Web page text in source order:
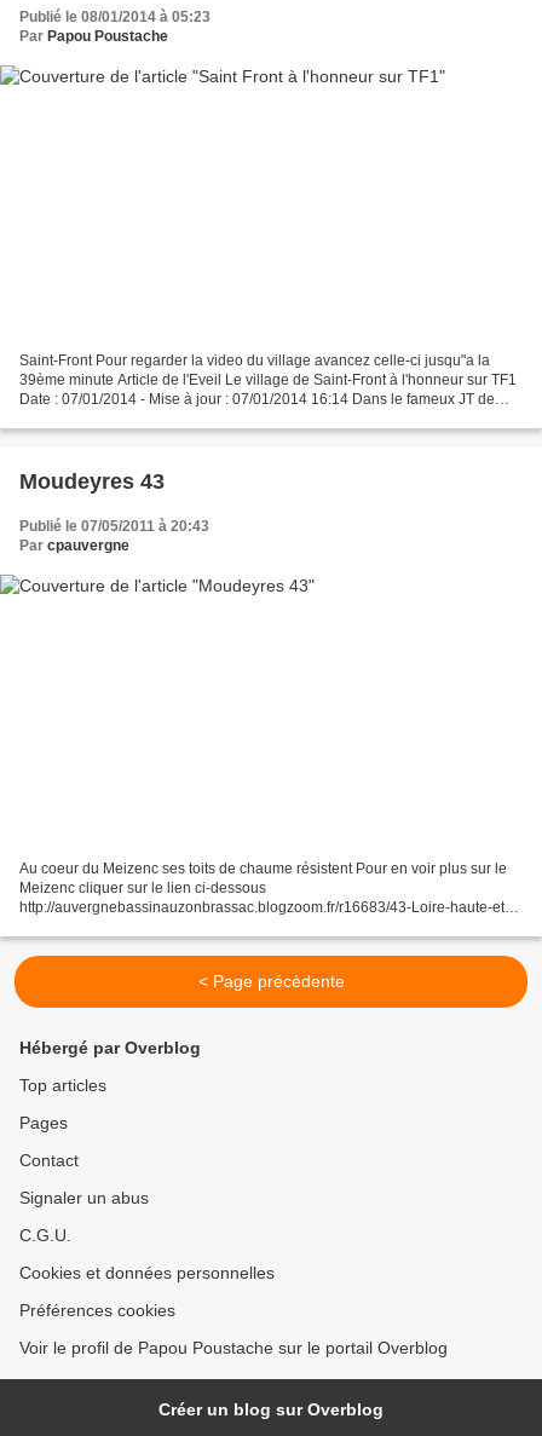
Publié le 08/01/2014 à 05:23
Par Papou Poustache
Saint-Front Pour regarder la video du village avancez celle-ci jusqu"a la
39ème minute Article de l'Eveil Le village de Saint-Front à l'honneur sur TF1
Date : 07/01/2014 - Mise à jour : 07/01/2014 16:14 Dans le fameux JT de
Moudeyres 43
Publié le 07/05/2011 à 20:43
Par cpauvergne
Au coeur du Meizenc ses toits de chaume résistent Pour en voir plus sur le
Meizenc cliquer sur le lien ci-dessous
http://auvergnebassinauzonbrassac.blogzoom.fr/r16683/43-Loire-haute-et-
< Page précédente
Hébergé par Overblog
Top articles
Pages
Contact
Signaler un abus
C.G.U.
Cookies et données personnelles
Préférences cookies
Voir le profil de Papou Poustache sur le portail Overblog
Créer un blog sur Overblog